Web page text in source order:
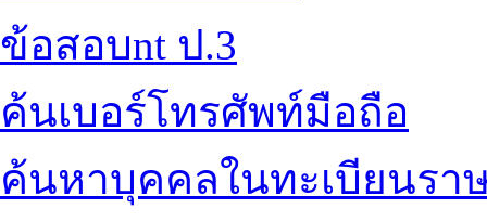
ข้อสอบnt ป.3
ค้นเบอร์โทรศัพท์มือถือ
ค้นหาบุคคลในทะเบียนรา